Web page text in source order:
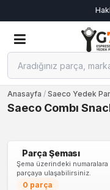
Anasayfa / Saeco Yedek
Saeco Combı
Parça Şeması
Şema üzerindeki
parçaya ulaşabilirsiniz.
0 parça